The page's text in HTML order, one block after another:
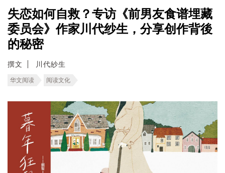
失恋如何自救？专访《前男友食谱埋藏
委员会》作家川代纱生，分享创作背後
的秘密
撰文 川代紗生
华文阅读 阅读文化